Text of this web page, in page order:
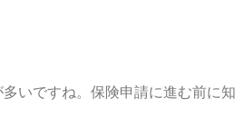
いですね。保険申請に進む前に知